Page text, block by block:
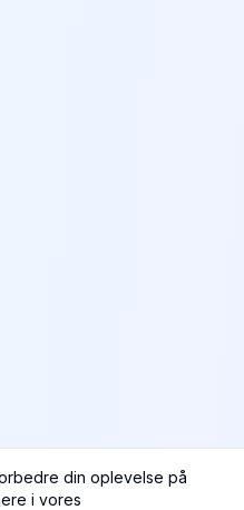
din oplevelse på
i vores